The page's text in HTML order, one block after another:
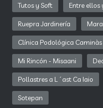
Tutos y Soft Entre ellos
Ruepra Jardinería
Clínica Podológica Caminàs
Mi Rincón - Misaani
Pollastres a L´ast Ca Iaio
Sotepan